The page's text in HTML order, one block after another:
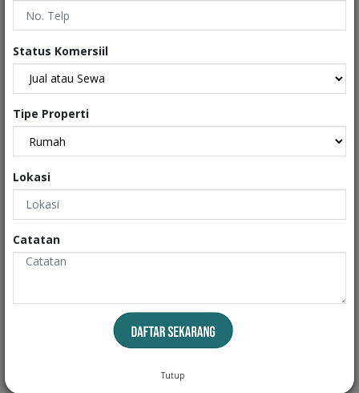
Carport
Tipe
Sertifikat : Sertifikat Hak Milik
Kondisi Properti : Secondary
Interiors
Status Komersiil
Tipe Properti
Lokasi
Catatan
Tutup